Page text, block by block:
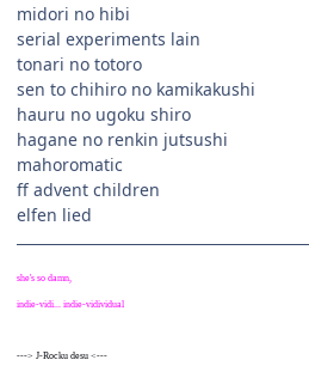
midori no hibi
serial experiments lain
tonari no totoro
sen to chihiro no kamikakushi
hauru no ugoku shiro
hagane no renkin jutsushi
mahoromatic
ff advent children
elfen lied
she's so damn,
indie-vidi... indie-vidividual
---> J-Rocku desu <---